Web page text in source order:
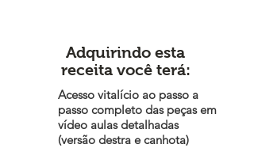
Acesso vitalício ao passo a
passo completo das peças em
vídeo aulas detalhadas
(versão destra e canhota)
Adquirindo esta
receita você terá: